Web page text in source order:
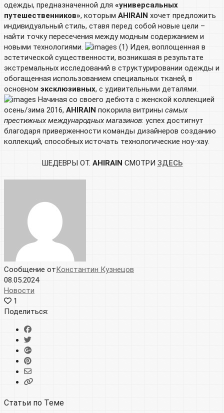
одежды, предназначенной для «универсальных
путешественников», которым AHIRAIN хочет предложить
индивидуальный стиль, ставя перед собой новые цели –
найти точку пересечения между модным содержанием и
новыми технологиями.
Идея, воплощенная в
эстетической существенности, возникшая в результате
экстремальных исследований в структурировании одежды и
обогащенная использованием специальных тканей, в
основном эксклюзивных, с удивительными деталями.
Начиная со своего дебюта с женской коллекцией
осень/зима 2016, AHIRAIN покорила витрины самых
престижных международных магазинов: успех достигнут
благодаря приверженности команды дизайнеров созданию
коллекций, способных источать технологические ноу-хау.
ШЕДЕВРЫ ОТ. AHIRAIN СМОТРИ ЗДЕСЬ
Сообщение отКонстантин Кузнецов
08.05.2024
Новости
1
Поделиться:
Статьи по Теме